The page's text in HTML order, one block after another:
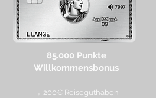
85.000 Punkte
Willkommensbonus
→ 200€ Reiseguthaben